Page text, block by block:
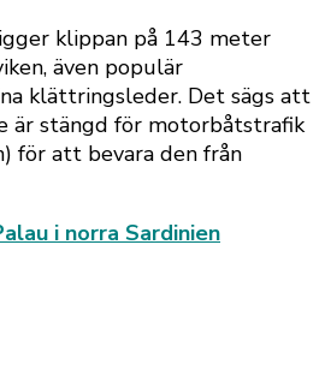
klippan på 143 meter
även populär
klättringsleder. Det sägs att
är stängd för motorbåtstrafik
för att bevara den från
i norra Sardinien